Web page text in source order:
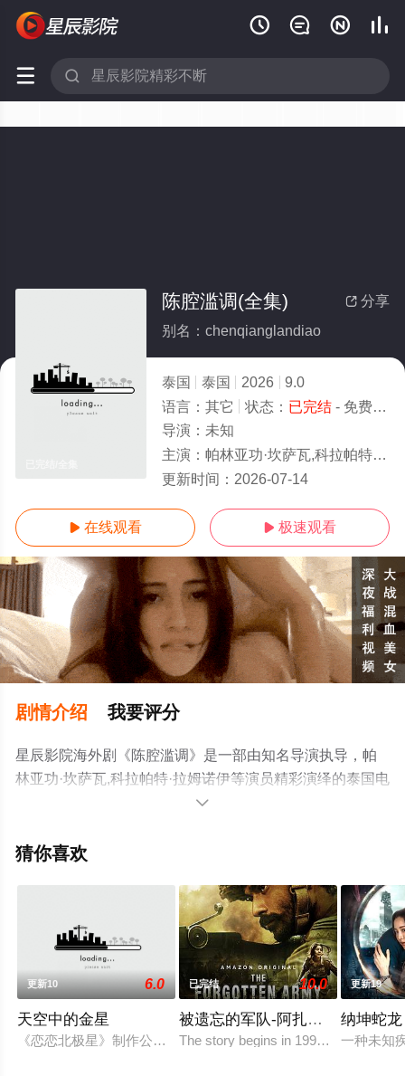
   
 
 分享
陈腔滥调(全集)
别名：chenqianglandiao
泰国 泰国 2026
9.0
语言： 其它 状态： 已完结- 免费在线观看
导演： 未知
主演： 帕林亚功·坎萨瓦,科拉帕特·拉姆诺伊
更新时间： 2026-07-14
 在线观看  极速观看
剧情介绍 我要评分
星辰影院海外剧《陈腔滥调》是一部由知名导演执导，帕
林亚功·坎萨瓦,科拉帕特·拉姆诺伊等演员精彩演绎的泰国电
视剧，大结局剧情已揭晓（已完结），免费观看高清未删
费观看，更多剧情信息可移步至豆瓣电视剧、电视猫或剧

猜你喜欢
更新10 6.0
天空中的金星
《恋恋北极星》制作公司 9NAA 2023年新企划 演员招募中
已完结 10.0
被遗忘的军队-阿扎迪·克丽耶
The story begins in 1996 when
更新19
纳坤蛇龙
一种未知